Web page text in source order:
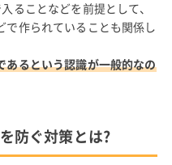
ることなどを前提として、
で作られていることも関係し
あるという認識が一般的なの
防ぐ対策とは?